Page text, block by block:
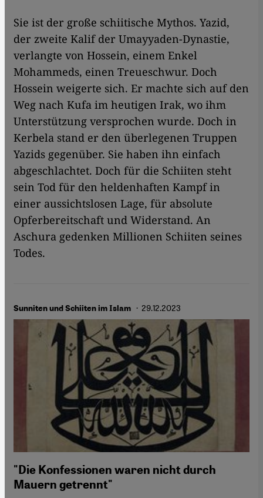
Sie ist der große schiitische Mythos. Yazid,
der zweite Kalif der Umayyaden-Dynastie,
verlangte von Hossein, einem Enkel
Mohammeds, einen Treueschwur. Doch
Hossein weigerte sich. Er machte sich auf den
Weg nach Kufa im heutigen Irak, wo ihm
Unterstützung versprochen wurde. Doch in
Kerbela stand er den überlegenen Truppen
Yazids gegenüber. Sie haben ihn einfach
abgeschlachtet. Doch für die Schiiten steht
sein Tod für den heldenhaften Kampf in
einer aussichtslosen Lage, für absolute
Opferbereitschaft und Widerstand. An
Aschura gedenken Millionen Schiiten seines
Todes.
Sunniten und Schiiten im Islam · 29.12.2023
"Die Konfessionen waren nicht durch
Mauern getrennt"